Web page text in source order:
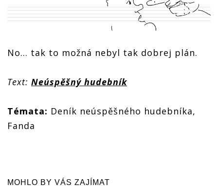
No… tak to možná nebyl tak dobrej plán.
Text: Neúspěšný hudebník
Témata: Deník neúspěšného hudebníka,
Fanda
MOHLO BY VÁS ZAJÍMAT